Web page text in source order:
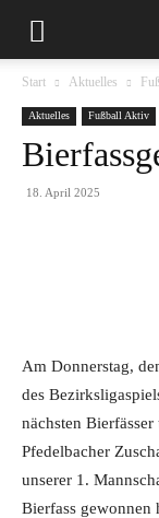
Start Aktuelles
Aktuelles Fußball Aktiv
18. April 2025
Am Donnerstag,
des
nächsten Bierfässer
Pfedelbacher
unserer 1.
Bierfass gewonnen